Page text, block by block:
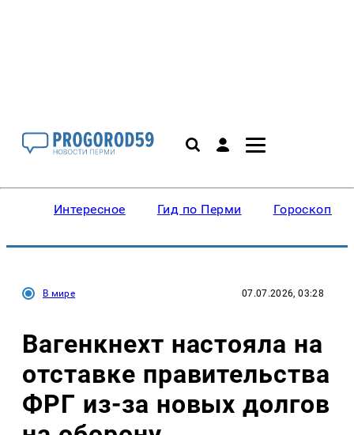
Интересное Гид по Перми Гороскопы
В мире 07.07.2026, 03:28
Вагенкнехт настояла на
отставке правительства
ФРГ из-за новых долгов